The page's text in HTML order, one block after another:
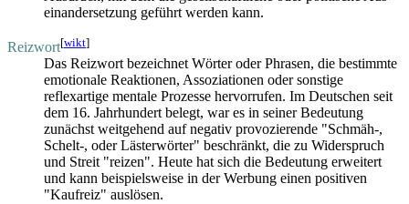
einander­setzung geführt werden kann.
Reizwort[wikt]
Das Reizwort bezeichnet Wörter oder Phrasen, die bestimmte
emotionale Reaktionen, Assoziationen oder sonstige
reflexartige mentale Prozesse hervorrufen. Im Deutschen seit
dem 16. Jahrhundert belegt, war es in seiner Bedeutung
zunächst weitgehend auf negativ provozierende "Schmäh-,
Schelt-, oder Läster­wörter" beschränkt, die zu Widerspruch
und Streit "reizen". Heute hat sich die Bedeutung erweitert
und kann beispielsweise in der Werbung einen positiven
"Kaufreiz" auslösen.